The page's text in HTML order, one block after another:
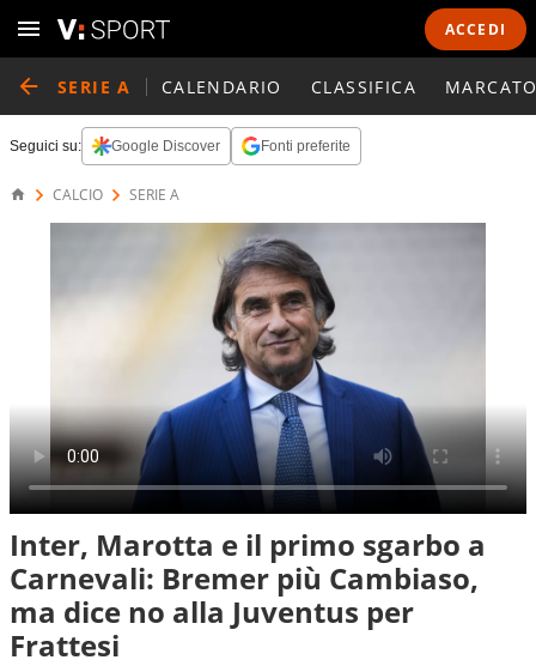
ACCEDI
SERIE A CALENDARIO CLASSIFICA
Seguici su: Google Discover Fonti preferite
CALCIO SERIE A
Inter, Marotta e il primo sgarbo a
Carnevali: Bremer più Cambiaso,
ma dice no alla Juventus per
Frattesi